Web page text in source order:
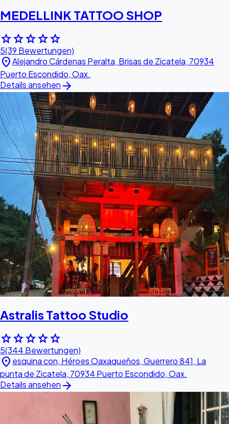
MEDELLINK TATTOO SHOP
starstarstarstarstar
5(39 Bewertungen)
location_onAlejandro Cárdenas Peralta, Brisas de Zicatela, 70934
Puerto Escondido, Oax.
Details ansehen arrow_forward
Astralis Tattoo Studio
starstarstarstarstar
5(344 Bewertungen)
location_on esquina con, Héroes Oaxaqueños, Guerrero 841, La
punta de Zicatela, 70934 Puerto Escondido, Oax.
Details ansehen arrow_forward